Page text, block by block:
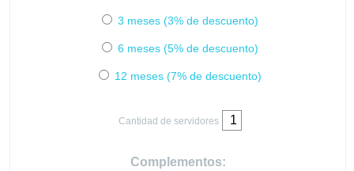
3 meses (3% de descuento)
6 meses (5% de descuento)
12 meses (7% de descuento)
Cantidad de servidores
Complementos: